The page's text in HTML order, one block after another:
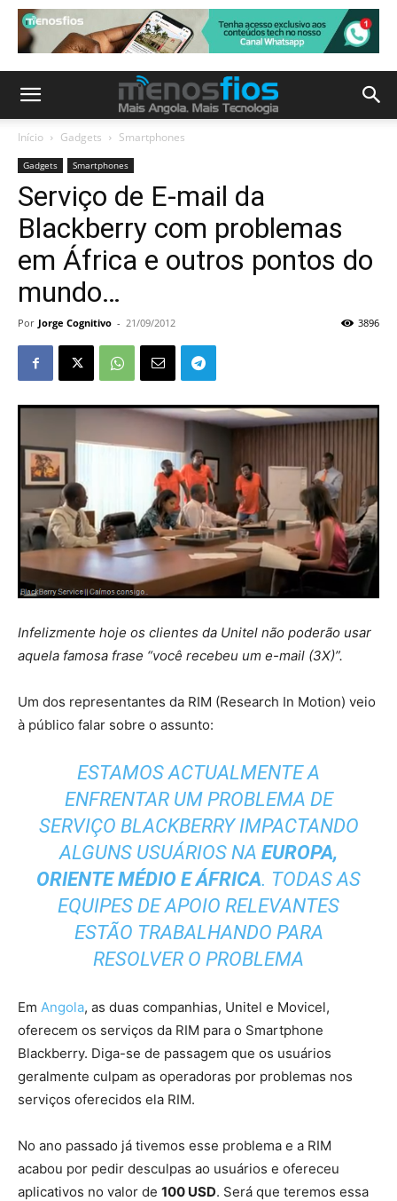
Início Gadgets Smartphones
Gadgets Smartphones
Serviço de E-mail da
Blackberry com problemas
em África e outros pontos do
mundo…
Por Jorge Cognitivo - 21/09/2012 3896
Infelizmente hoje os clientes da Unitel não poderão usar
aquela famosa frase “você recebeu um e-mail (3X)”.
Um dos representantes da RIM (Research In Motion) veio
à público falar sobre o assunto:
ESTAMOS ACTUALMENTE A
ENFRENTAR UM PROBLEMA DE
SERVIÇO BLACKBERRY IMPACTANDO
ALGUNS USUÁRIOS NA EUROPA,
ORIENTE MÉDIO E ÁFRICA. TODAS AS
EQUIPES DE APOIO RELEVANTES
ESTÃO TRABALHANDO PARA
RESOLVER O PROBLEMA
Em Angola, as duas companhias, Unitel e Movicel,
oferecem os serviços da RIM para o Smartphone
Blackberry. Diga-se de passagem que os usuários
geralmente culpam as operadoras por problemas nos
serviços oferecidos ela RIM.
No ano passado já tivemos esse problema e a RIM
acabou por pedir desculpas ao usuários e ofereceu
aplicativos no valor de 100 USD. Será que teremos essa